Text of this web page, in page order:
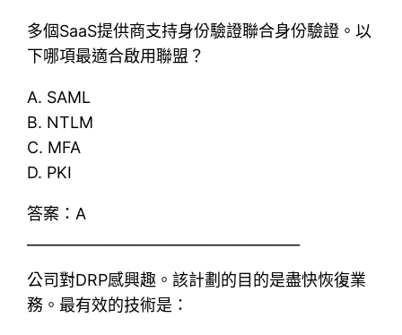
多個SaaS提供商支持身份驗證聯合身份驗證。以
下哪項最適合啟用聯盟？
A. SAML
B. NTLM
C. MFA
D. PKI
答案：A
公司對DRP感興趣。該計劃的目的是盡快恢復業
務。最有效的技術是：